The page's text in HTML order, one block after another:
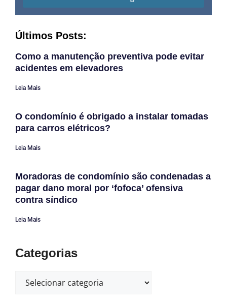
Últimos Posts:
Como a manutenção preventiva pode evitar
acidentes em elevadores
Leia Mais
O condomínio é obrigado a instalar tomadas
para carros elétricos?
Leia Mais
Moradoras de condomínio são condenadas a
pagar dano moral por ‘fofoca’ ofensiva
contra síndico
Leia Mais
Categorias